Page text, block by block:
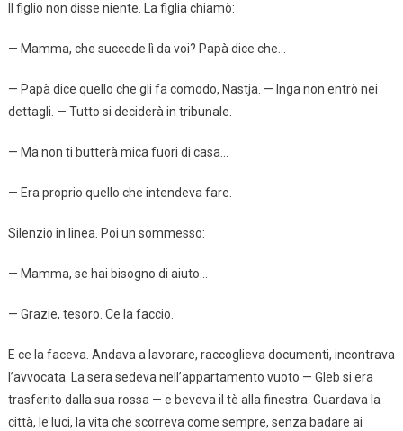
Il figlio non disse niente. La figlia chiamò:
— Mamma, che succede lì da voi? Papà dice che…
— Papà dice quello che gli fa comodo, Nastja. — Inga non entrò nei
dettagli. — Tutto si deciderà in tribunale.
— Ma non ti butterà mica fuori di casa…
— Era proprio quello che intendeva fare.
Silenzio in linea. Poi un sommesso:
— Mamma, se hai bisogno di aiuto…
— Grazie, tesoro. Ce la faccio.
E ce la faceva. Andava a lavorare, raccoglieva documenti, incontrava
l’avvocata. La sera sedeva nell’appartamento vuoto — Gleb si era
trasferito dalla sua rossa — e beveva il tè alla finestra. Guardava la
città, le luci, la vita che scorreva come sempre, senza badare ai